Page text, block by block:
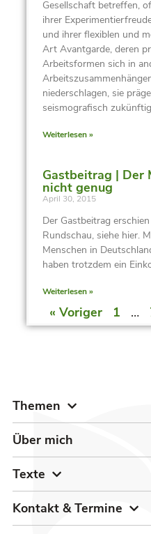
Gesellschaft betreffen,
ihrer
und ihrer flexiblen und
Art Avantgarde, deren
Arbeitsformen sich in
niederschlagen, sie
seismografisch
Weiterlesen »
Gastbeitrag | Der
nicht genug
April 30, 2015
Der Gastbeitrag
Rundschau, siehe hier.
Menschen in
haben trotzdem ein
Weiterlesen »
« Voriger 1 …
Themen
Über mich
Texte
Kontakt & Termine